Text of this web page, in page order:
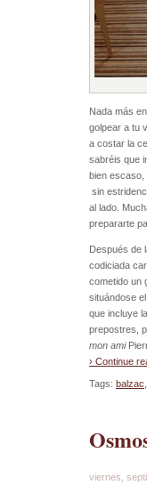
Nada más
golpear a tu
a costar la
sabréis que
bien escaso,
sin
al lado.
prepararte
Después de
codiciada
cometido un
situándose
que incluye
prepostres,
mon ami
› Continue
Tags: balzac
viernes,